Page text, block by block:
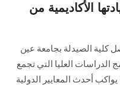
الأكاديمية من
كلية الصيدلة بجامعة عين
الدراسات العليا التي تجمع
يواكب أحدث المعايير الدولية